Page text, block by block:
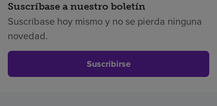
Suscríbase a nuestro boletín
Suscríbase hoy mismo y no se pierda ninguna
novedad.
Suscribirse